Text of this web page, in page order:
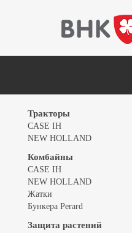
Тракторы
CASE IH
NEW HOLLAND
Комбайны
CASE IH
NEW HOLLAND
Жатки
Бункера Perard
Защита растений